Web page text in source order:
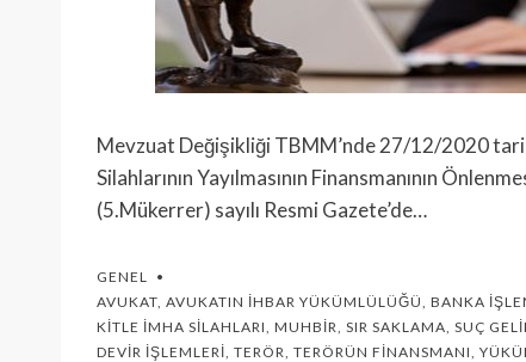
Mevzuat Değişikliği TBMM’nde 27/12/2020
Silahlarının Yayılmasının Finansmanının
(5.Mükerrer) sayılı Resmi Gazete’de…
GENEL
AVUKAT, AVUKATIN İHBAR YÜKÜMLÜLÜĞÜ, BANKA
KITLE İMHA SILAHLARI, MUHBIR, SIR SAKLAMA, SUÇ
DEVIR İŞLEMLERI, TERÖR, TERÖRÜN FINANSMANI,